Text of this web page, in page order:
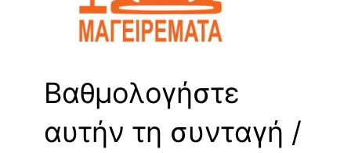
Βαθμολογήστε
αυτήν τη συνταγή /